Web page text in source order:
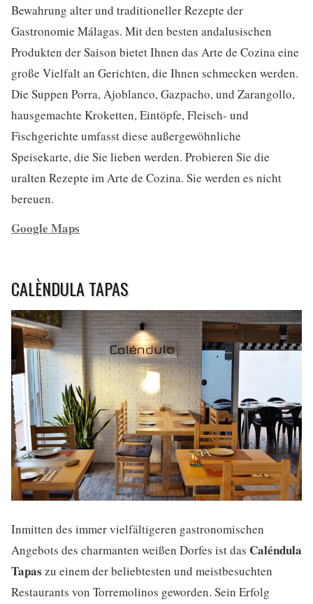
Bewahrung alter und traditioneller Rezepte der
Gastronomie Málagas. Mit den besten andalusischen
Produkten der Saison bietet Ihnen das Arte de Cozina eine
große Vielfalt an Gerichten, die Ihnen schmecken werden.
Die Suppen Porra, Ajoblanco, Gazpacho, und Zarangollo,
hausgemachte Kroketten, Eintöpfe, Fleisch- und
Fischgerichte umfasst diese außergewöhnliche
Speisekarte, die Sie lieben werden. Probieren Sie die
uralten Rezepte im Arte de Cozina. Sie werden es nicht
bereuen.
Google Maps
CALÈNDULA TAPAS
Inmitten des immer vielfältigeren gastronomischen
Angebots des charmanten weißen Dorfes ist das Caléndula
Tapas zu einem der beliebtesten und meistbesuchten
Restaurants von Torremolinos geworden. Sein Erfolg